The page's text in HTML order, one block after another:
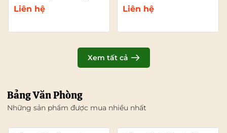
Liên hệ
Che
Liên hệ
Xem tất cả
Bảng Văn Phòng
Những sản phẩm được mua nhiều nhất